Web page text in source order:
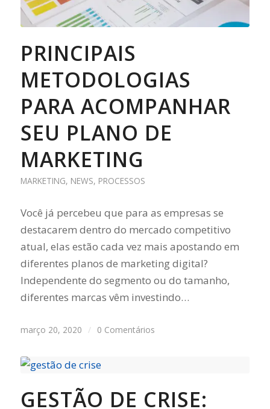
PRINCIPAIS
METODOLOGIAS
PARA ACOMPANHAR
SEU PLANO DE
MARKETING
MARKETING, NEWS, PROCESSOS
Você já percebeu que para as empresas se
destacarem dentro do mercado competitivo
atual, elas estão cada vez mais apostando em
diferentes planos de marketing digital?
Independente do segmento ou do tamanho,
diferentes marcas vêm investindo…
março 20, 2020 / 0 Comentários
GESTÃO DE CRISE: